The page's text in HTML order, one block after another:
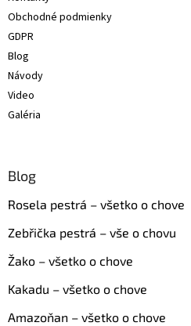
Obchodné podmienky
GDPR
Blog
Návody
Video
Galéria
Blog
Rosela pestrá – všetko o chove
Zebřička pestrá – vše o chovu
Žako – všetko o chove
Kakadu – všetko o chove
Amazoňan – všetko o chove